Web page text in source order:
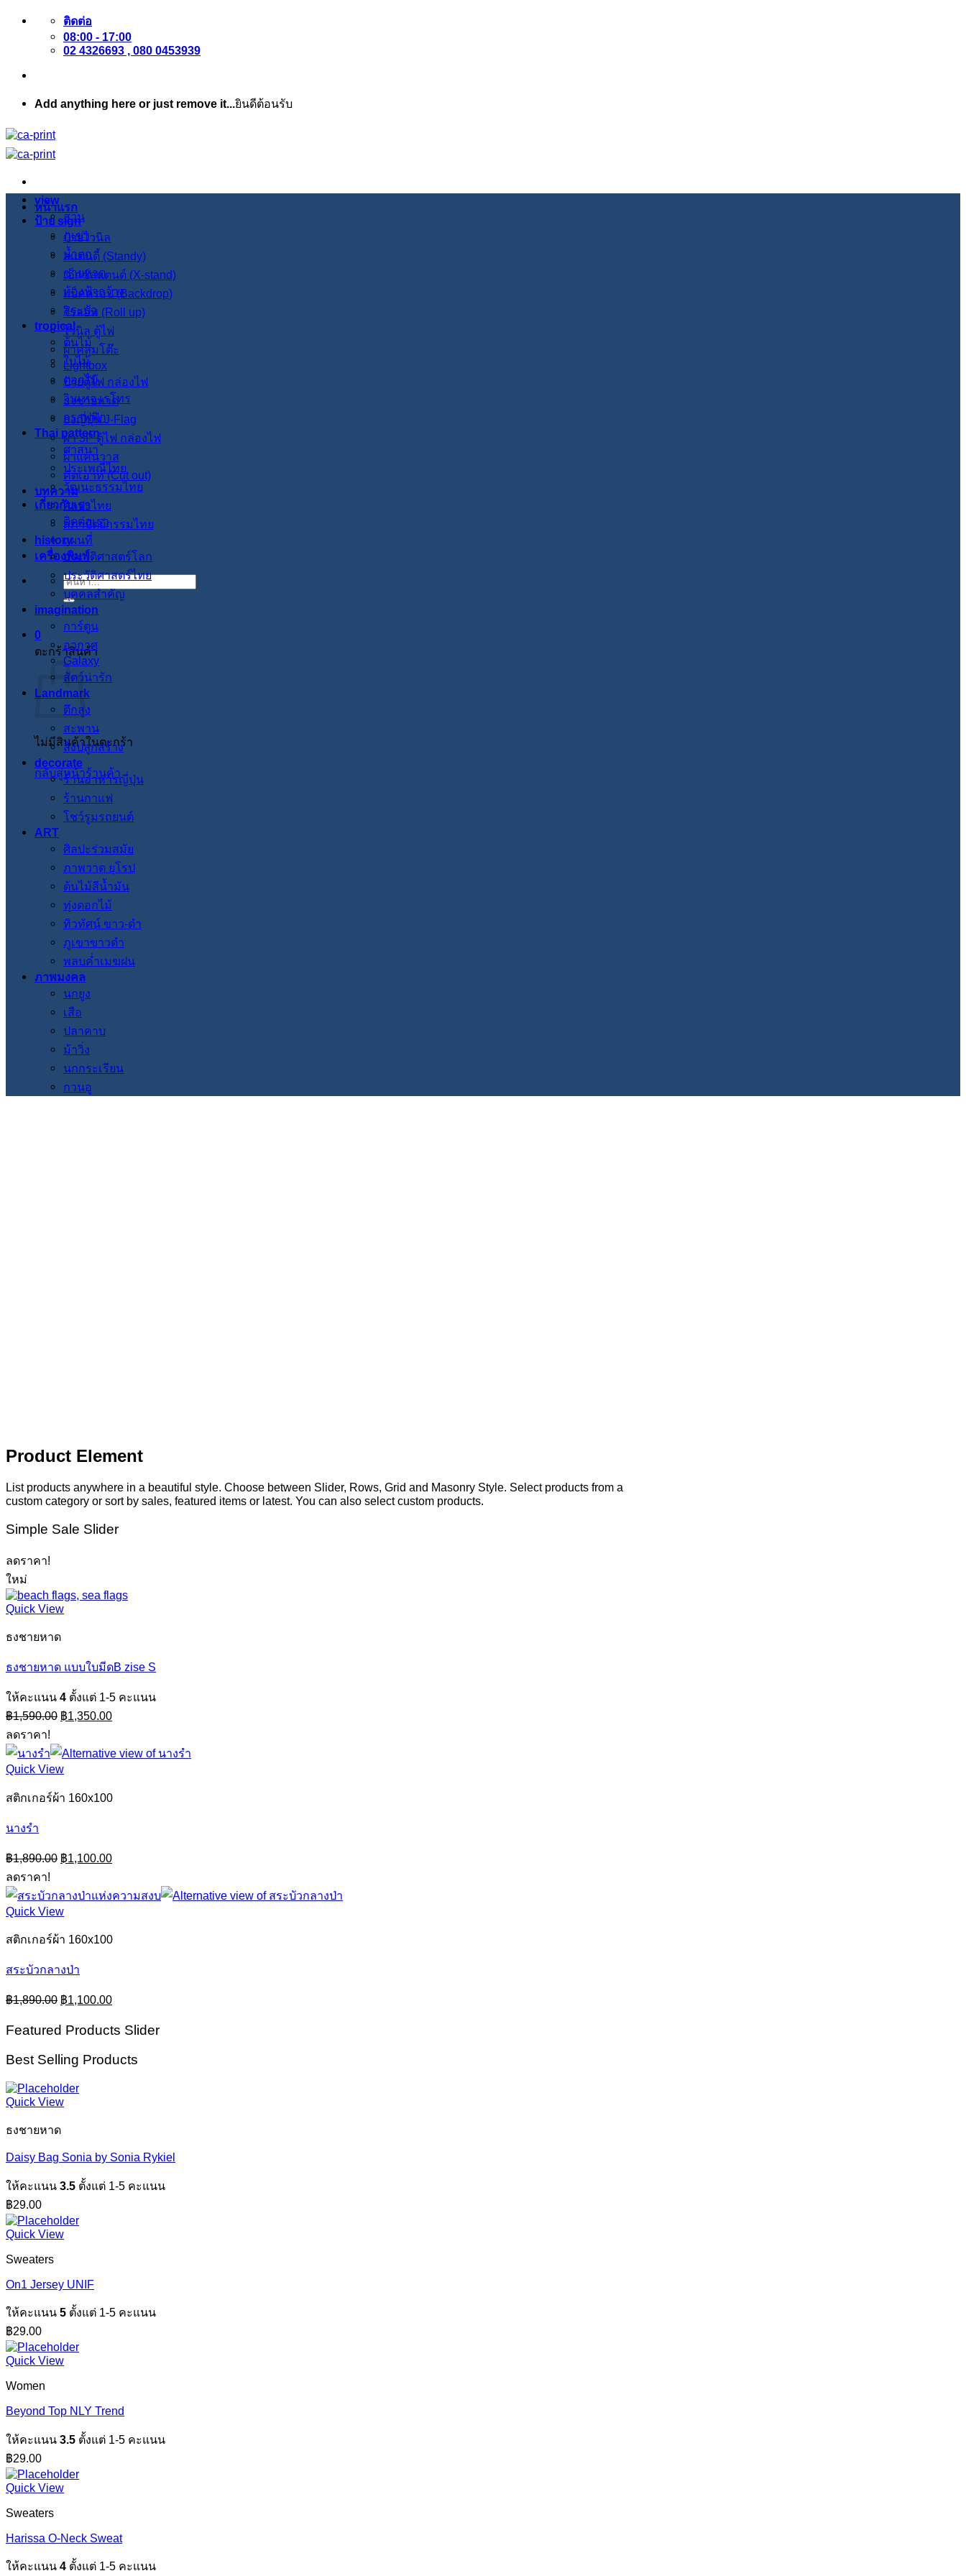
ข้าม
เนื้อหา
ติดต่อ
08:00 - 17:00
02 4326693 , 080 0453939
Add anything here or just remove it...ยินดีต้อนรับ
หน้าแรก
ป้าย sign
ป้ายไวนิล
สแตนดี้ (Standy)
เอ็กซ์สแตนด์ (X-stand)
แบ็คดรอป (Backdrop)
โรลอัพ (Roll up)
ไวนิล ตู้ไฟ
ผ้าคลุมโต๊ะ
Lightbox
ป้ายตู้ไฟ กล่องไฟ
ธงชายหาด
ธงญี่ปุ่น J-Flag
ผ้า 3P ตู้ไฟ กล่องไฟ
ผ้าแคนวาส
คัตเอาท์ (Cut out)
บทความ
เกี่ยวกับเรา
ติดต่อเรา
แผนที่
เครื่องพิมพ์
ค้นหา:
0
ตะกร้าสินค้า
ไม่มีสินค้าในตะกร้า
กลับสู่หน้าร้านค้า
view
สวน
ภูเขา
น้ำตก
ชายหาด
ท้องฟ้ากว้าง
สระบัว
tropical
ต้นไม้
ใบไม้
ดอกไม้
วินเทจ เรโทร
กราฟฟิก
Thai pattern
ศาสนา
ประเพณีไทย
วัฒนะธรรมไทย
ศิลปะไทย
สภาปัตย์กรรมไทย
history
ประวัติศาสตร์โลก
ประวัติศาสตร์ไทย
บุคคลสำคัญ
imagination
การ์ตูน
อวกาศ
Galaxy
สัตว์น่ารัก
Landmark
ตึกสูง
สะพาน
สิ่งปลูกสร้าง
decorate
ร้านอาหารญี่ปุ่น
ร้านกาแฟ
โชว์รูมรถยนต์
ART
ศิลปะร่วมสมัย
ภาพวาด ยุโรป
ต้นไม้สีน้ำมัน
ทุ่งดอกไม้
ทิวทัศน์ ขาว-ดำ
ภูเขาขาวดำ
พลบค่ำเมฆฝน
ภาพมงคล
นกยูง
เสือ
ปลาคาบ
ม้าวิ่ง
นกกระเรียน
กวนอู
Product Element
List products anywhere in a beautiful style. Choose between Slider, Rows, Grid and Masonry Style. Select products from a
custom category or sort by sales, featured items or latest. You can also select custom products.
Simple Sale Slider
ลดราคา!
ใหม่
Quick View
ธงชายหาด
ธงชายหาด แบบใบมีดB zise S
ให้คะแนน 4 ตั้งแต่ 1-5 คะแนน
฿1,590.00 Original
฿1,590.00.
฿1,350.00Current
฿1,350.00.
ลดราคา!
Quick View
สติกเกอร์ผ้า 160x100
นางรำ
฿1,890.00 Original
price
฿1,890.00.
฿1,100.00Current
price
฿1,100.00.
ลดราคา!
Quick View
สติกเกอร์ผ้า 160x100
สระบัวกลางป่า
฿1,890.00 Original
was:
฿1,100.00Current
is:
Featured Products Slider
Best Selling Products
Quick View
ธงชายหาด
Daisy Bag Sonia by Sonia Rykiel
ให้คะแนน 3.5 ตั้งแต่ 1-5 คะแนน
฿29.00
Quick View
Sweaters
On1 Jersey UNIF
ให้คะแนน 5 ตั้งแต่ 1-5 คะแนน
฿29.00
Quick View
Women
Beyond Top NLY Trend
ให้คะแนน 3.5 ตั้งแต่ 1-5 คะแนน
฿29.00
Quick View
Sweaters
Harissa O-Neck Sweat
ให้คะแนน 4 ตั้งแต่ 1-5 คะแนน